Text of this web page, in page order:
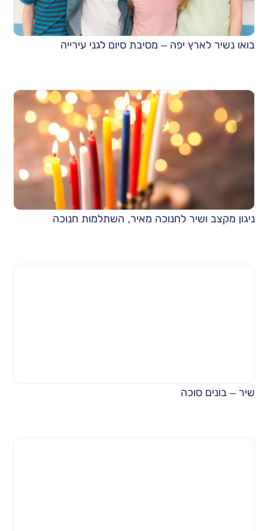
בואו נשיר לארץ יפה – מסיבת סיום לגני עירייה
ניגון מקצב ושיר לחנוכה מאיר, השתלמות חנוכה
שיר – בונים סוכה